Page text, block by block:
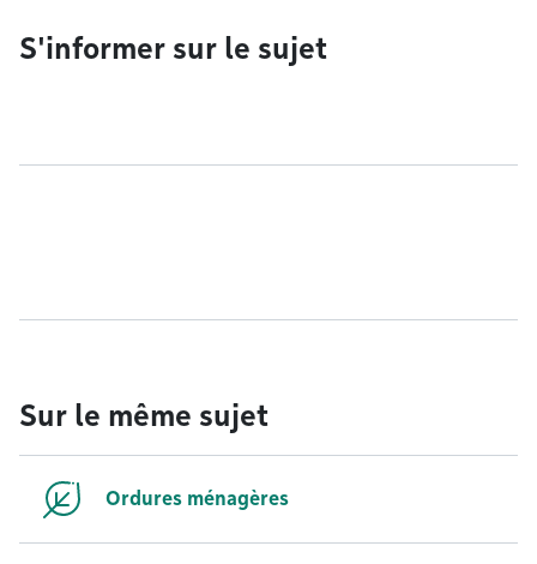
S'informer sur le sujet
Sur le même sujet
Ordures ménagères